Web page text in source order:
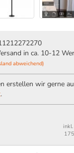
in ca. 10-12
abweichend)
erstellen wir gerne
.